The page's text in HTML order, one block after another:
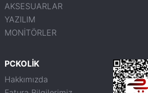
AKSESUARLAR
YAZILIM
MONİTÖRLER
PCKOLİK
Hakkımızda